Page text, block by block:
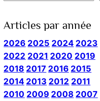
Articles par année
2026 2025 2024 2023
2022 2021 2020 2019
2018 2017 2016 2015
2014 2013 2012 2011
2010 2009 2008 2007